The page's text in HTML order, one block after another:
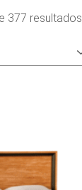
377 resultados